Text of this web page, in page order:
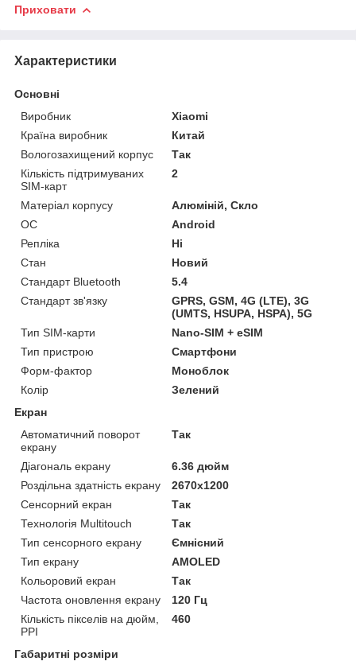
Приховати
Характеристики
Основні
Виробник
Xiaomi
Країна виробник
Китай
Вологозахищений корпус
Так
Кількість підтримуваних
SIM-карт
2
Матеріал корпусу
Алюміній, Скло
ОС
Android
Репліка
Ні
Стан
Новий
Стандарт Bluetooth
5.4
Стандарт зв'язку
GPRS, GSM, 4G (LTE), 3G
(UMTS, HSUPA, HSPA), 5G
Тип SIM-карти
Nano-SIM + eSIM
Тип пристрою
Смартфони
Форм-фактор
Моноблок
Колір
Зелений
Екран
Автоматичний поворот
екрану
Так
Діагональ екрану
6.36 дюйм
Роздільна здатність екрану
2670x1200
Сенсорний екран
Так
Технологія Multitouch
Так
Тип сенсорного екрану
Ємнісний
Тип екрану
AMOLED
Кольоровий екран
Так
Частота оновлення екрану
120 Гц
Кількість пікселів на дюйм,
PPI
460
Габаритні розміри